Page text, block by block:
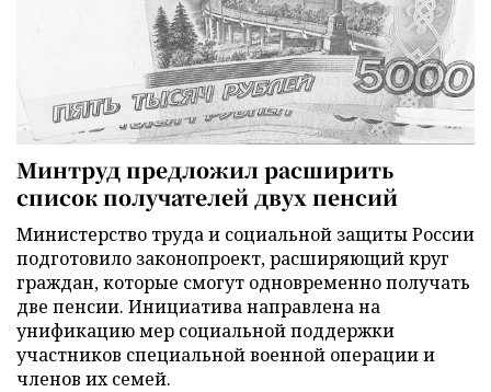
Минтруд предложил расширить
список получателей двух пенсий
Министерство труда и социальной защиты России
подготовило законопроект, расширяющий круг
граждан, которые смогут одновременно получать
две пенсии. Инициатива направлена на
унификацию мер социальной поддержки
участников специальной военной операции и
членов их семей.